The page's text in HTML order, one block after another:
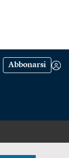
Abbonarsi